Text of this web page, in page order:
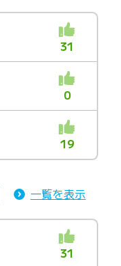
31
0
19
一覧を表示
31